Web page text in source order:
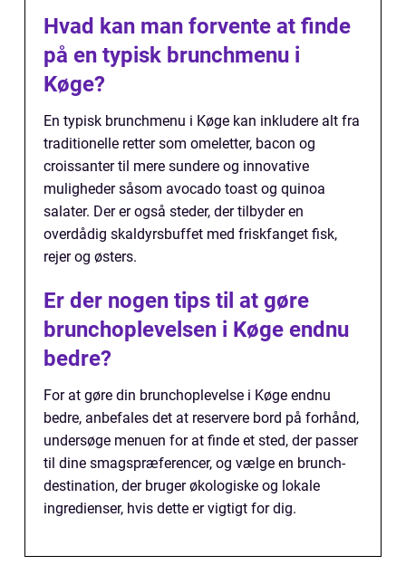
Hvad kan man forvente at finde
på en typisk brunchmenu i
Køge?
En typisk brunchmenu i Køge kan inkludere alt fra
traditionelle retter som omeletter, bacon og
croissanter til mere sundere og innovative
muligheder såsom avocado toast og quinoa
salater. Der er også steder, der tilbyder en
overdådig skaldyrsbuffet med friskfanget fisk,
rejer og østers.
Er der nogen tips til at gøre
brunchoplevelsen i Køge endnu
bedre?
For at gøre din brunchoplevelse i Køge endnu
bedre, anbefales det at reservere bord på forhånd,
undersøge menuen for at finde et sted, der passer
til dine smagspræferencer, og vælge en brunch-
destination, der bruger økologiske og lokale
ingredienser, hvis dette er vigtigt for dig.